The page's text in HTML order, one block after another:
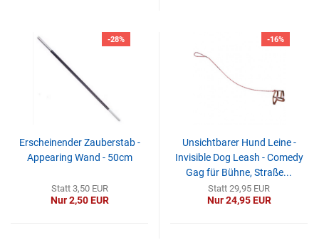
-28%
Erscheinender Zauberstab -
Appearing Wand - 50cm
Statt 3,50 EUR
Nur 2,50 EUR
-16%
Unsichtbarer Hund Leine -
Invisible Dog Leash - Comedy
Gag für Bühne, Straße...
Statt 29,95 EUR
Nur 24,95 EUR